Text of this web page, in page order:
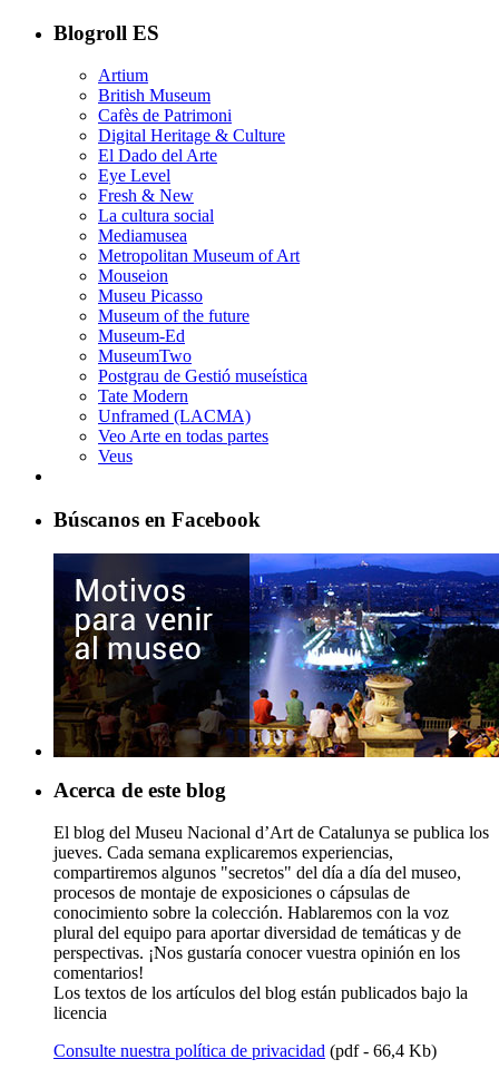
Blogroll ES
Artium
British Museum
Cafès de Patrimoni
Digital Heritage & Culture
El Dado del Arte
Eye Level
Fresh & New
La cultura social
Mediamusea
Metropolitan Museum of Art
Mouseion
Museu Picasso
Museum of the future
Museum-Ed
MuseumTwo
Postgrau de Gestió museística
Tate Modern
Unframed (LACMA)
Veo Arte en todas partes
Veus
Búscanos en Facebook
Acerca de este blog
El blog del Museu Nacional d’Art de Catalunya se publica los
jueves. Cada semana explicaremos experiencias,
compartiremos algunos "secretos" del día a día del museo,
procesos de montaje de exposiciones o cápsulas de
conocimiento sobre la colección. Hablaremos con la voz
plural del equipo para aportar diversidad de temáticas y de
perspectivas. ¡Nos gustaría conocer vuestra opinión en los
comentarios!
Los textos de los artículos del blog están publicados bajo la
licencia
Consulte nuestra política de privacidad (pdf - 66,4 Kb)